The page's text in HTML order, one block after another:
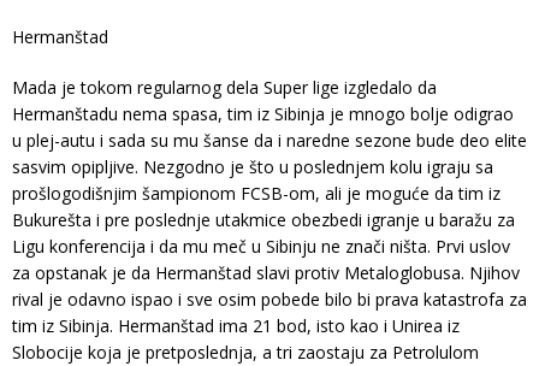
Hermanštad
Mada je tokom regularnog dela Super lige izgledalo da
Hermanštadu nema spasa, tim iz Sibinja je mnogo bolje odigrao
u plej-autu i sada su mu šanse da i naredne sezone bude deo elite
sasvim opipljive. Nezgodno je što u poslednjem kolu igraju sa
prošlogodišnjim šampionom FCSB-om, ali je moguće da tim iz
Bukurešta i pre poslednje utakmice obezbedi igranje u baražu za
Ligu konferencija i da mu meč u Sibinju ne znači ništa. Prvi uslov
za opstanak je da Hermanštad slavi protiv Metaloglobusa. Njihov
rival je odavno ispao i sve osim pobede bilo bi prava katastrofa za
tim iz Sibinja. Hermanštad ima 21 bod, isto kao i Unirea iz
Slobocije koja je pretposlednja, a tri zaostaju za Petrolulom